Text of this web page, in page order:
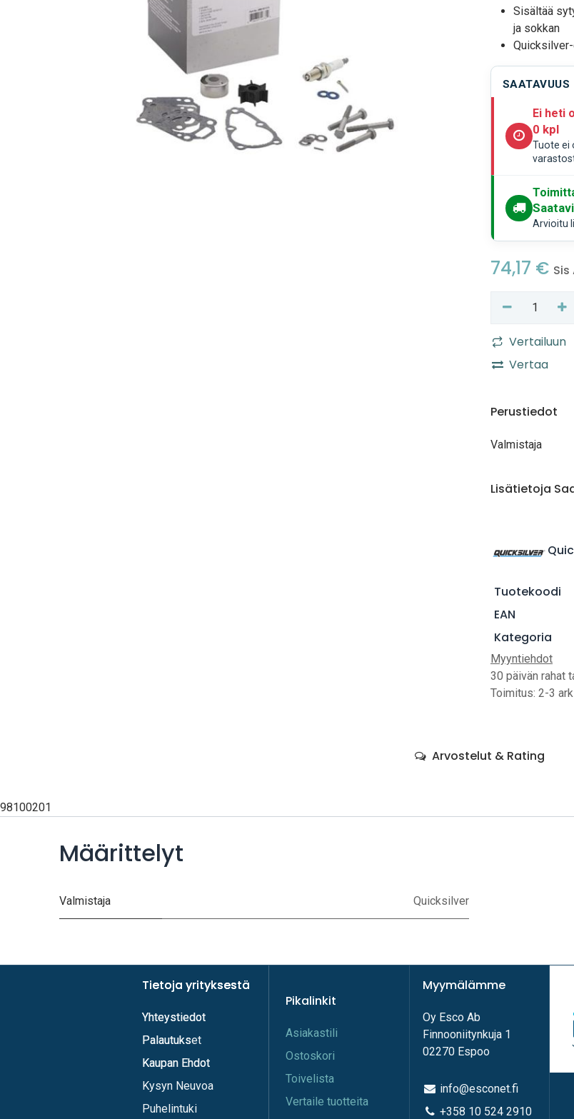
Sisältää
ja sokkan
SAATAVUUS
Ei heti
0 kpl
Tuote ei
Arvioitu
74,17 € Sis
Vertailuun
Vertaa
Perustiedot
Valmistaja
Lisätietoja
Tuotekoodi
EAN
Kategoria
Myyntiehdot
30 päivän rahat
Toimitus: 2-3
Arvostelut & Rating
98100201
Määrittelyt
Valmistaja Quicksilver
Pikalinkit
A​s​iakastili
Os​toskori
Toi​velista
Vertaile tuotteita
Myymälämme
Oy Esco Ab
Finnooniitynkuja 1
02270 Espoo
info@esconet.fi
+358 10 524 2910
Tietoja yrityksestä
Yhteystiedot
Palautukset
Kaupan Ehdot
Tietoja yrityksestä
Yhteystiedot
Palautuks
Kaupan Ehdot
Kysyn Neuvoa
Puhelintuki